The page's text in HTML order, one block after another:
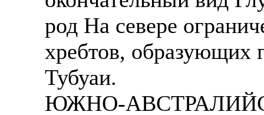
род На севере
хребтов,
Тубуаи.
ЮЖНО-